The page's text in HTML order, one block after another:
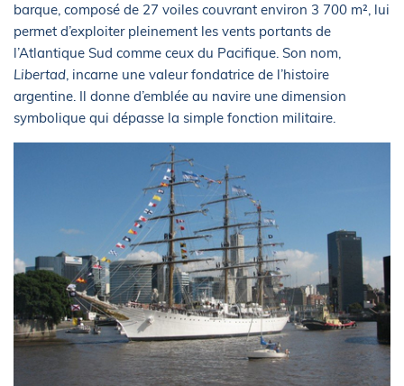
barque, composé de 27 voiles couvrant environ 3 700 m², lui
permet d’exploiter pleinement les vents portants de
l’Atlantique Sud comme ceux du Pacifique. Son nom,
Libertad, incarne une valeur fondatrice de l’histoire
argentine. Il donne d’emblée au navire une dimension
symbolique qui dépasse la simple fonction militaire.